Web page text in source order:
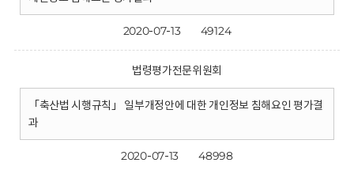
2020-07-13 49124
법령평가전문위원회
「축산법 시행규칙」 일부개정안에 대한 개인정보 침해요인 평가결
과
2020-07-13 48998